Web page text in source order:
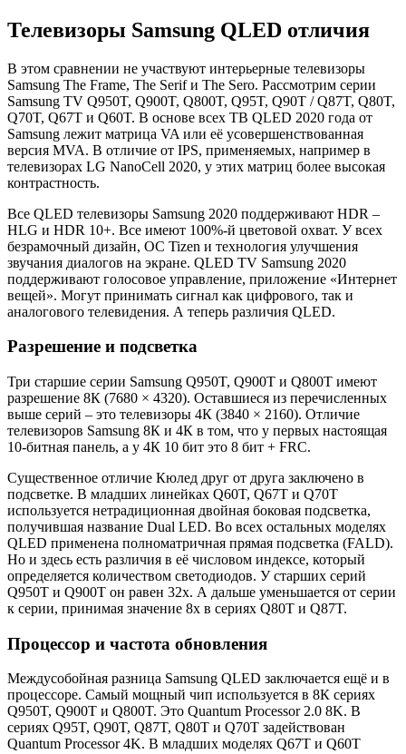
Телевизоры Samsung QLED отличия
В этом сравнении не участвуют интерьерные телевизоры
Samsung The Frame, The Serif и The Sero. Рассмотрим серии
Samsung TV Q950T, Q900T, Q800T, Q95T, Q90T / Q87T, Q80T,
Q70T, Q67T и Q60T. В основе всех ТВ QLED 2020 года от
Samsung лежит матрица VA или её усовершенствованная
версия MVA. В отличие от IPS, применяемых, например в
телевизорах LG NanoCell 2020, у этих матриц более высокая
контрастность.
Все QLED телевизоры Samsung 2020 поддерживают HDR –
HLG и HDR 10+. Все имеют 100%-й цветовой охват. У всех
безрамочный дизайн, ОС Tizen и технология улучшения
звучания диалогов на экране. QLED TV Samsung 2020
поддерживают голосовое управление, приложение «Интернет
вещей». Могут принимать сигнал как цифрового, так и
аналогового телевидения. А теперь различия QLED.
Разрешение и подсветка
Три старшие серии Samsung Q950T, Q900T и Q800T имеют
разрешение 8К (7680 × 4320). Оставшиеся из перечисленных
выше серий – это телевизоры 4К (3840 × 2160). Отличие
телевизоров Samsung 8К и 4К в том, что у первых настоящая
10-битная панель, а у 4К 10 бит это 8 бит + FRC.
Существенное отличие Кюлед друг от друга заключено в
подсветке. В младших линейках Q60T, Q67T и Q70T
используется нетрадиционная двойная боковая подсветка,
получившая название Dual LED. Во всех остальных моделях
QLED применена полноматричная прямая подсветка (FALD).
Но и здесь есть различия в её числовом индексе, который
определяется количеством светодиодов. У старших серий
Q950T и Q900T он равен 32х. А дальше уменьшается от серии
к серии, принимая значение 8х в сериях Q80T и Q87T.
Процессор и частота обновления
Междусобойная разница Samsung QLED заключается ещё и в
процессоре. Самый мощный чип используется в 8К сериях
Q950T, Q900T и Q800T. Это Quantum Processor 2.0 8K. В
сериях Q95T, Q90T, Q87T, Q80T и Q70T задействован
Quantum Processor 4K. В младших моделях Q67T и Q60T